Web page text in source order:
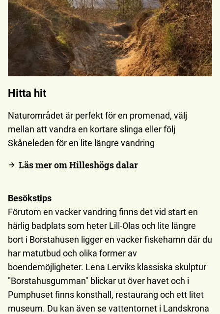
Hitta hit
Naturområdet är perfekt för en promenad, välj
mellan att vandra en kortare slinga eller följ
Skåneleden för en lite längre vandring
Läs mer om Hilleshögs dalar
Besökstips
Förutom en vacker vandring finns det vid start en
härlig badplats som heter Lill-Olas och lite längre
bort i Borstahusen ligger en vacker fiskehamn där du
har matutbud och olika former av
boendemöjligheter. Lena Lerviks klassiska skulptur
"Borstahusgumman" blickar ut över havet och i
Pumphuset finns konsthall, restaurang och ett litet
museum. Du kan även se vattentornet i Landskrona